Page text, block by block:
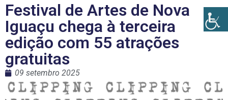
Festival de Artes de Nova
Iguaçu chega à terceira
edição com 55 atrações
gratuitas
09 setembro 2025